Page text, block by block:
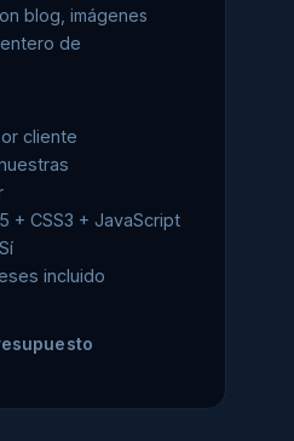
blog, imágenes
de
cliente
+ CSS3 + JavaScript
incluido